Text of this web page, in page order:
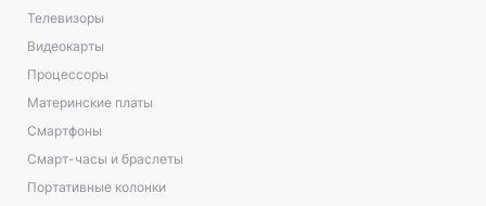
Телевизоры
Видеокарты
Процессоры
Материнские платы
Смартфоны
Смарт-часы и браслеты
Портативные колонки